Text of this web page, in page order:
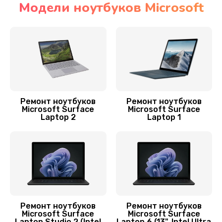
Замена материнской платы
Заказать
3900 руб.
Модели ноутбуков Microsoft
Ремонт ноутбуков
Microsoft Surface
Laptop 2
Ремонт ноутбуков
Microsoft Surface
Laptop 1
Ремонт ноутбуков
Microsoft Surface
Ремонт ноутбуков
Microsoft Surface